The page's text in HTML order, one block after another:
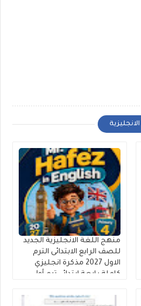
منهج اللغة الانجليزية الجديد
للصف الرابع الابتدائى الترم
الاول 2027 مذكرة انجليزي
كاملة رابعة ابتدائي ترم أول